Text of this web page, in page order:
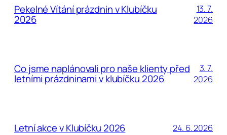
Pekelné Vítání prázdnin v Klubíčku
2026
13. 7.
2026
Co jsme naplánovali pro naše klienty před
letními prázdninami v klubíčku 2026
3. 7.
2026
Letní akce v Klubíčku 2026 24. 6. 2026